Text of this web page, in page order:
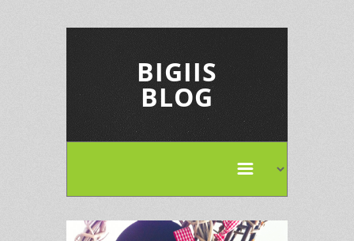
BIGIIS
BLOG